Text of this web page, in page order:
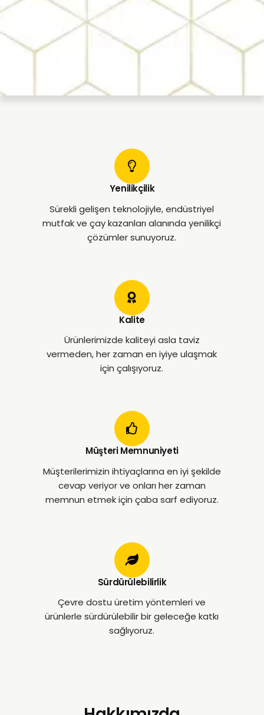
Yenilikçilik
Sürekli gelişen teknolojiyle, endüstriyel
mutfak ve çay kazanları alanında yenilikçi
çözümler sunuyoruz.
Kalite
Ürünlerimizde kaliteyi asla taviz
vermeden, her zaman en iyiye ulaşmak
için çalışıyoruz.
Müşteri Memnuniyeti
Müşterilerimizin ihtiyaçlarına en iyi şekilde
cevap veriyor ve onları her zaman
memnun etmek için çaba sarf ediyoruz.
Sürdürülebilirlik
Çevre dostu üretim yöntemleri ve
ürünlerle sürdürülebilir bir geleceğe katkı
sağlıyoruz.